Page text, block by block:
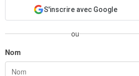
S'inscrire avec Google
ou
Nom